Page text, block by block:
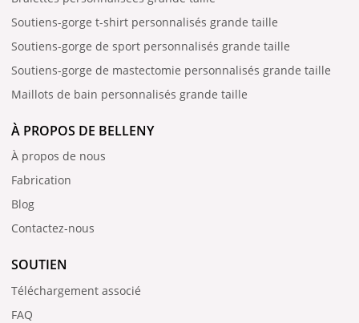
Soutiens-gorge t-shirt personnalisés grande taille
Soutiens-gorge de sport personnalisés grande taille
Soutiens-gorge de mastectomie personnalisés grande taille
Maillots de bain personnalisés grande taille
À PROPOS DE BELLENY
À propos de nous
Fabrication
Blog
Contactez-nous
SOUTIEN
Téléchargement associé
FAQ